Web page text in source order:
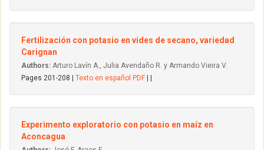
Fertilización con potasio en vides de secano, variedad
Carignan
Authors: Arturo Lavín A., Julia Avendaño R. y Armando Vieira V.
Pages 201-208 | Texto en español PDF
Experimento exploratorio con potasio en maíz en
Aconcagua